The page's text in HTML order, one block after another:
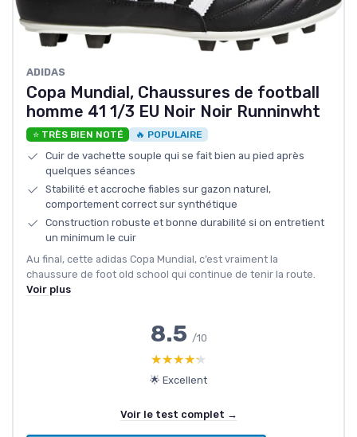
ADIDAS
Copa Mundial, Chaussures de football
homme 41 1/3 EU Noir Noir Runninwht
⭐ TRÈS BIEN NOTÉ 🔥 POPULAIRE
Cuir de vachette souple qui se fait bien au pied après
quelques séances
Stabilité et accroche fiables sur gazon naturel,
comportement correct sur synthétique
Construction robuste et bonne durabilité si on entretient
un minimum le cuir
Au final, cette adidas Copa Mundial, c’est vraiment la
chaussure de foot old school qui continue de tenir la route.
Voir plus
8.5 /10
★★★★★
★★★★★
🌟 Excellent
Voir le test complet →